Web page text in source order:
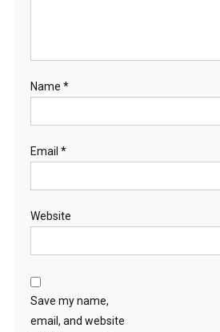
Name *
Email *
Website
Save my name,
email, and website